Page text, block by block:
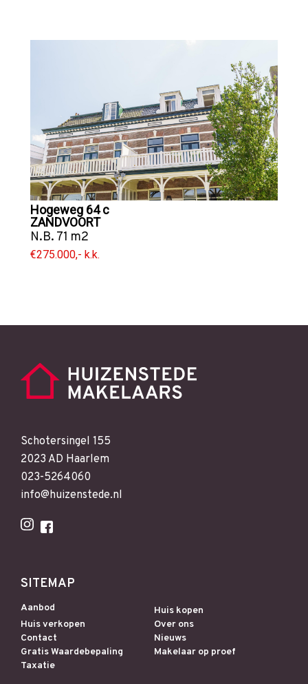
Hogeweg 64 c
ZANDVOORT
N.B. 71 m2
€275.000,- k.k.
Schotersingel 155
2023 AD Haarlem
023-5264060
info@huizenstede.nl
SITEMAP
Aanbod
Huis kopen
Huis verkopen
Over ons
Contact
Nieuws
Gratis Waardebepaling
Makelaar op proef
Taxatie